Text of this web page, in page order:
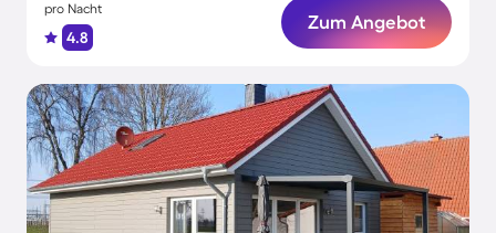
pro Nacht
4.8
Zum Angebot